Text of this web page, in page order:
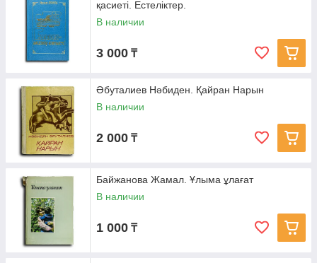
қасиеті. Естеліктер.
В наличии
3 000 ₸
Әбуталиев Нәбиден. Қайран Нарын
В наличии
2 000 ₸
Байжанова Жамал. Ұлыма ұлағат
В наличии
1 000 ₸